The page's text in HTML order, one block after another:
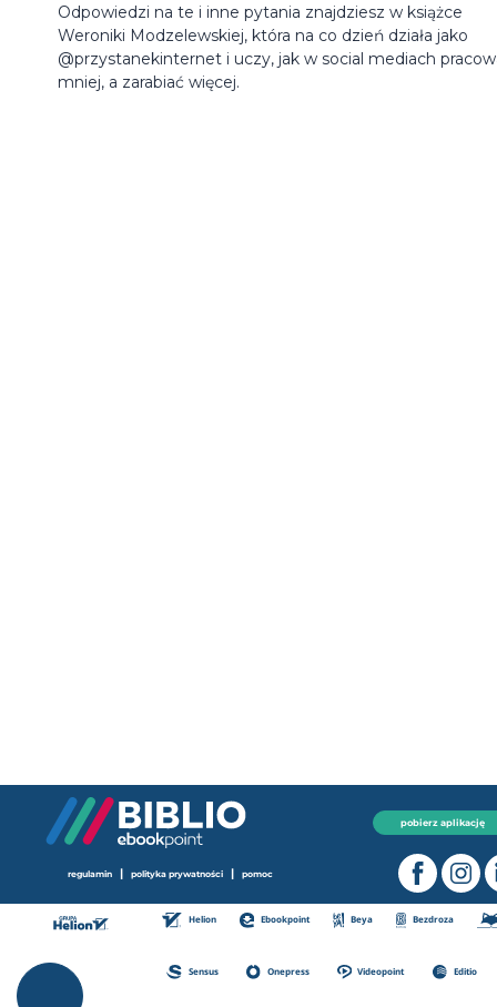
Odpowiedzi na te i inne pytania znajdziesz w książce
Weroniki Modzelewskiej, która na co dzień działa jako
@przystanekinternet i uczy, jak w social mediach
mniej, a zarabiać więcej.
pobierz aplikację
regulamin | polityka prywatności | pomoc
Helion Ebookpoint Beya Bezdroza
Sensus Onepress Videopoint Editio